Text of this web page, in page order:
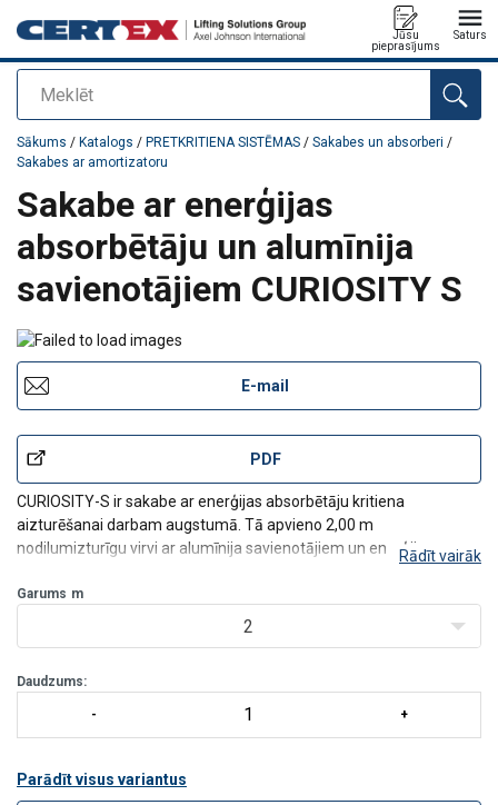
Meklēt
Jūsu
pieprasījums
Saturs
Pievienots jūsu pasūtījumam
Sākums / Katalogs / PRETKRITIENA SISTĒMAS / Sakabes un absorberi /
Sakabes ar amortizatoru
Sakabe ar enerģijas
absorbētāju un alumīnija
savienotājiem CURIOSITY S
E-mail
PDF
CURIOSITY-S ir sakabe ar enerģijas absorbētāju kritiena
aizturēšanai darbam augstumā. Tā apvieno 2,00 m
nodilumizturīgu virvi ar alumīnija savienotājiem un enerģijas
malām.
Rādīt vairāk
Garums m
2
Daudzums:
Parādīt visus variantus